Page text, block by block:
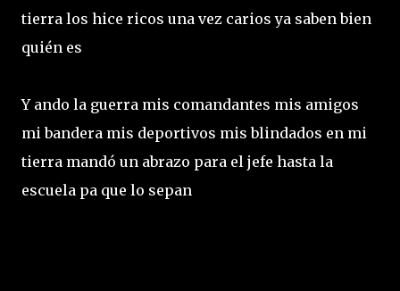
tierra los hice ricos una vez carios ya saben bien
quién es
Y ando la guerra mis comandantes mis amigos
mi bandera mis deportivos mis blindados en mi
tierra mandó un abrazo para el jefe hasta la
escuela pa que lo sepan